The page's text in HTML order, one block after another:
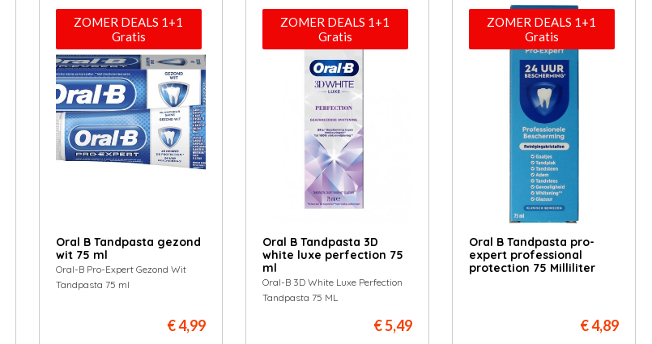
ZOMER DEALS 1+1
Gratis
Oral B Tandpasta gezond
wit 75 ml
Oral-B Pro-Expert Gezond Wit
Tandpasta 75 ml
€ 4,99
ZOMER DEALS 1+1
Gratis
Oral B Tandpasta 3D
white luxe perfection 75
ml
Oral-B 3D White Luxe Perfection
Tandpasta 75 ML
€ 5,49
ZOMER DEALS 1+1
Gratis
Oral B Tandpasta pro-
expert professional
protection 75 Milliliter
€ 4,89